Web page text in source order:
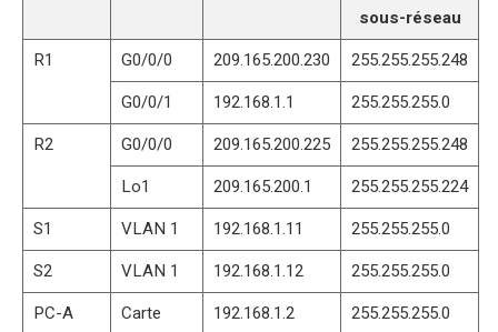
sous-réseau
R1 G0/0/0 209.165.200.230 255.255.255.248
G0/0/1 192.168.1.1 255.255.255.0
R2 G0/0/0 209.165.200.225 255.255.255.248
Lo1 209.165.200.1 255.255.255.224
S1 VLAN 1 192.168.1.11 255.255.255.0
S2 VLAN 1 192.168.1.12 255.255.255.0
PC-A
Carte
192.168.1.2 255.255.255.0